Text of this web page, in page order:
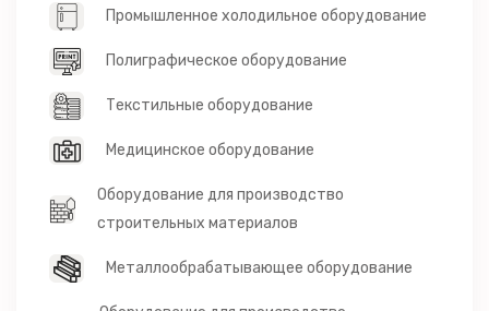
Промышленное холодильное оборудование
Полиграфическое оборудование
Текстильные оборудование
Медицинское оборудование
Оборудование для производство
строительных материалов
Металлообрабатывающее оборудование